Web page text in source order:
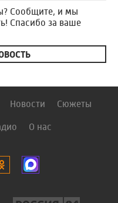
Сообщите, и мы
Спасибо за ваше
Новости Сюжеты
О нас